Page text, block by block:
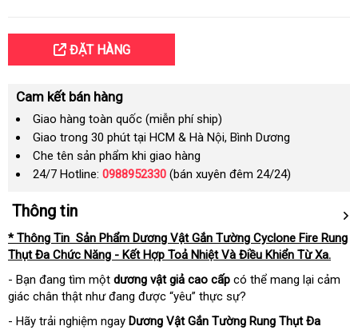
ĐẶT HÀNG
Cam kết bán hàng
Giao hàng toàn quốc (miễn phí ship)
Giao trong 30 phút tại HCM & Hà Nội, Bình Dương
Che tên sản phẩm khi giao hàng
24/7 Hotline: 0988952330 (bán xuyên đêm 24/24)
Thông tin
* Thông Tin Sản Phẩm Dương Vật Gắn Tường Cyclone Fire Rung
Thụt Đa Chức Năng - Kết Hợp Toả Nhiệt Và Điều Khiển Từ Xa.
- Bạn đang tìm một dương vật giả cao cấp có thể mang lại cảm
giác chân thật như đang được “yêu” thực sự?
- Hãy trải nghiệm ngay Dương Vật Gắn Tường Rung Thụt Đa